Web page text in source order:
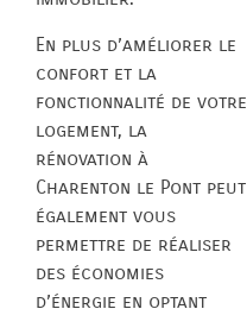
En plus d’améliorer le
confort et la
fonctionnalité de votre
logement, la
rénovation à
Charenton le Pont peut
également vous
permettre de réaliser
des économies
d’énergie en optant